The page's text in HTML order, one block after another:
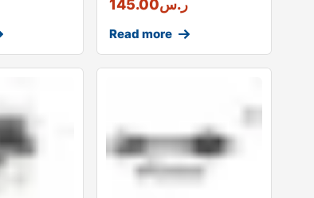
ر.س145.00
Read more